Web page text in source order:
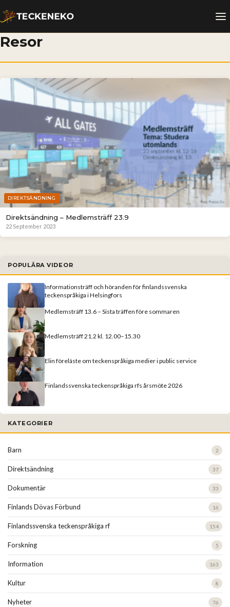
Resor
DIREKTSÄNDNING
Direktsändning – Medlemsträff 23.9
22 September 2023
POPULÄRA VIDEOR
Informationsträff och höranden för finlandssvenska
teckenspråkiga i Helsingfors
Medlemsträff 13.6 – Sista träffen före sommaren
Medlemsträff 21.2 kl. 12.00–15.30
Elin föreläste om teckenspråkiga medier i public service
Finlandssvenska teckenspråkiga rfs årsmöte 2026
KATEGORIER
Barn 2
Direktsändning 37
Dokumentär 33
Finlands Dövas Förbund 16
Finlandssvenska teckenspråkiga rf 154
Forskning 5
Information 163
Kultur 8
Nyheter 76